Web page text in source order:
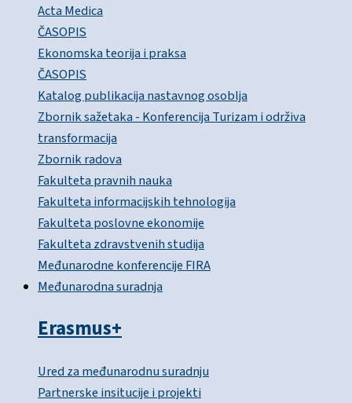
Acta Medica
ČASOPIS
Ekonomska teorija i praksa
ČASOPIS
Katalog publikacija nastavnog osoblja
Zbornik sažetaka - Konferencija Turizam i održiva
transformacija
Zbornik radova
Fakulteta pravnih nauka
Fakulteta informacijskih tehnologija
Fakulteta poslovne ekonomije
Fakulteta zdravstvenih studija
Međunarodne konferencije FIRA
Međunarodna suradnja
Erasmus+
Ured za međunarodnu suradnju
Partnerske insitucije i projekti